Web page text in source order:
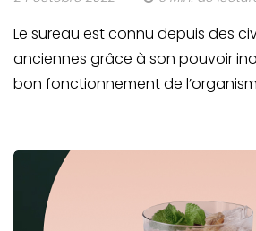
Le sureau est connu depuis des
anciennes grâce à son pouvoir
bon fonctionnement de